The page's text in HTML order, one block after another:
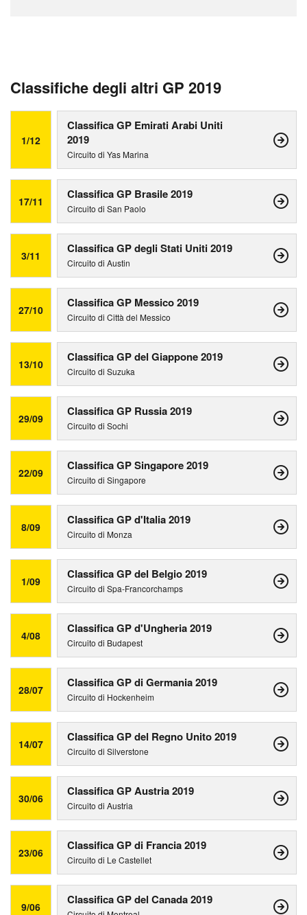
Classifiche degli altri GP 2019
1/12
Classifica GP Emirati Arabi Uniti
2019
Circuito di Yas Marina
17/11 Classifica GP Brasile 2019
Circuito di San Paolo
3/11 Classifica GP degli Stati Uniti 2019
Circuito di Austin
27/10 Classifica GP Messico 2019
Circuito di Città del Messico
13/10 Classifica GP del Giappone 2019
Circuito di Suzuka
29/09 Classifica GP Russia 2019
Circuito di Sochi
22/09 Classifica GP Singapore 2019
Circuito di Singapore
8/09 Classifica GP d'Italia 2019
Circuito di Monza
1/09 Classifica GP del Belgio 2019
Circuito di Spa-Francorchamps
4/08 Classifica GP d'Ungheria 2019
Circuito di Budapest
28/07 Classifica GP di Germania 2019
Circuito di Hockenheim
14/07 Classifica GP del Regno Unito 2019
Circuito di Silverstone
30/06 Classifica GP Austria 2019
Circuito di Austria
23/06 Classifica GP di Francia 2019
Circuito di Le Castellet
9/06 Classifica GP del Canada 2019